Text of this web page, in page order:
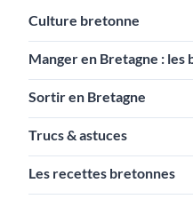
Culture bretonne
Manger en Bretagne : les
Sortir en Bretagne
Trucs & astuces
Les recettes bretonnes